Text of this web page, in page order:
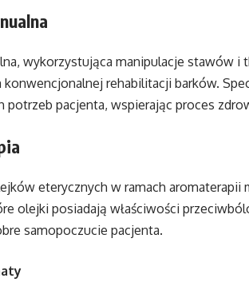
wykorzystująca manipulacje stawów i
konwencjonalnej rehabilitacji barków.
potrzeb pacjenta, wspierając proces
eterycznych w ramach aromaterapii
olejki posiadają właściwości
samopoczucie pacjenta.